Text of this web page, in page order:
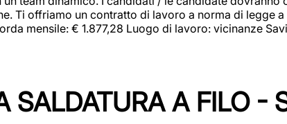
Ti offriamo un contratto di lavoro a norma di legge
mensile: € 1.877,28 Luogo di lavoro: vicinanze
SALDATURA A FILO -